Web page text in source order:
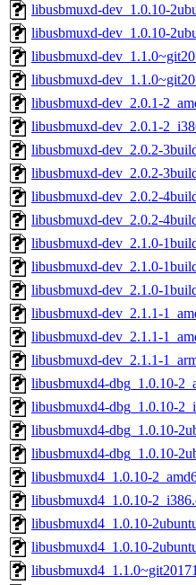
libusbmuxd-dev_1.0.10-
libusbmuxd-dev_1.0.10-
libusbmuxd-
libusbmuxd-
libusbmuxd-dev_2.0.1-
libusbmuxd-dev_2.0.1-
libusbmuxd-dev_2.0.2-
libusbmuxd-dev_2.0.2-
libusbmuxd-dev_2.0.2-
libusbmuxd-dev_2.0.2-
libusbmuxd-dev_2.1.0-
libusbmuxd-dev_2.1.0-
libusbmuxd-dev_2.1.0-
libusbmuxd-dev_2.1.1-
libusbmuxd-dev_2.1.1-
libusbmuxd-dev_2.1.1-
libusbmuxd4-dbg_1.0.10-
libusbmuxd4-dbg_1.0.10-
libusbmuxd4-dbg_1.0.10-
libusbmuxd4-dbg_1.0.10-
libusbmuxd4_1.0.10-
libusbmuxd4_1.0.10-
libusbmuxd4_1.0.10-
libusbmuxd4_1.0.10-